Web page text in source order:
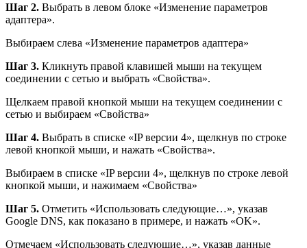
Шаг 2. Выбрать в левом блоке «Изменение параметров
адаптера».
Выбираем слева «Изменение параметров адаптера»
Шаг 3. Кликнуть правой клавишей мыши на текущем
соединении с сетью и выбрать «Свойства».
Щелкаем правой кнопкой мыши на текущем соединении с
сетью и выбираем «Свойства»
Шаг 4. Выбрать в списке «IP версии 4», щелкнув по строке
левой кнопкой мыши, и нажать «Свойства».
Выбираем в списке «IP версии 4», щелкнув по строке левой
кнопкой мыши, и нажимаем «Свойства»
Шаг 5. Отметить «Использовать следующие…», указав
Google DNS, как показано в примере, и нажать «OK».
Отмечаем «Использовать следующие…», указав данные